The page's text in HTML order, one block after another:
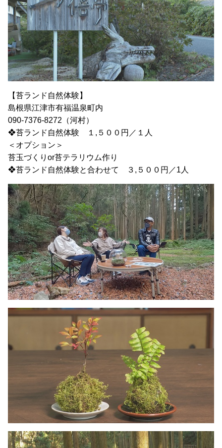
【苔ランド自然体験】
島根県江津市有福温泉町内
090-7376-8272（河村）
❖苔ランド自然体験 １,５００円／１人
＜オプション＞
苔玉づくりor苔テラリウム作り
❖苔ランド自然体験と合わせて ３,５００円／1人